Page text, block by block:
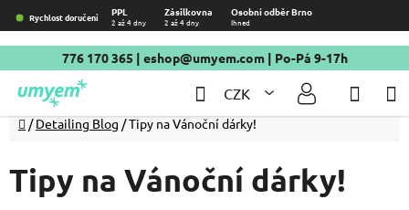
Přejít
na
obsah
Rychlost doručení PPL Zásilkovna Osobní odběr Brno
2 až 4 dny 2 až 4 dny Ihned
776 170 365 | eshop@umyem.com| Po-Pá 9-17h
CZK
Hledat
Domů
/ Detailing Blog /Tipy na Vánoční dárky!
Tipy na Vánoční dárky!